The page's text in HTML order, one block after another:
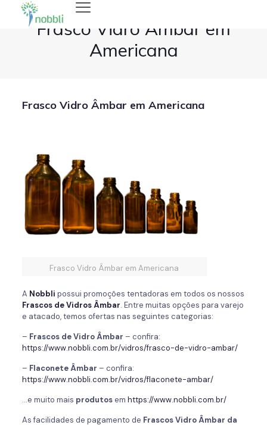
Frasco Vidro Âmbar em
Americana
Frasco Vidro Âmbar em Americana
Frasco Vidro Âmbar em Americana
A Nobbli possui promoções tentadoras em todos os nossos
Frascos deVidros Âmbar. Entre muitas opções para varejo
e atacado, temos ofertas nas seguintes categorias:
– Frascos deVidro Âmbar – confira:
https://www.nobbli.com.br/vidros/frasco-de-vidro-ambar/
– Flaconete Âmbar – confira:
https://www.nobbli.com.br/vidros/flaconete-ambar/
…e muito mais produtosem https://www.nobbli.com.br/
As facilidades de pagamento de FrascosVidro Âmbar da